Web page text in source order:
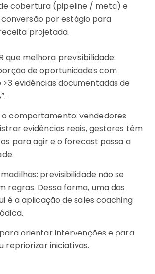
cobertura (pipeline / meta) e
por estágio para
projetada.
que melhora previsibilidade:
de oportunidades com
evidências documentadas de
o comportamento: vendedores
evidências reais, gestores têm
para agir e o forecast passa a
previsibilidade não se
regras. Dessa forma, uma das
é a aplicação de sales coaching
para orientar intervenções e para
repriorizar iniciativas.